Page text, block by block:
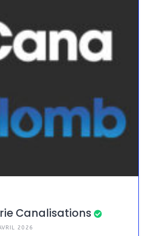
Canalisations
2026